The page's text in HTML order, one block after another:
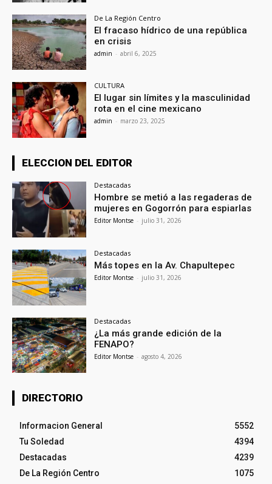
De La Región Centro
El fracaso hídrico de una república
en crisis
admin - abril 6, 2025
CULTURA
El lugar sin límites y la masculinidad
rota en el cine mexicano
admin - marzo 23, 2025
ELECCION DEL EDITOR
Destacadas
Hombre se metió a las regaderas de
mujeres en Gogorrón para espiarlas
Editor Montse - julio 31, 2026
Destacadas
Más topes en la Av. Chapultepec
Editor Montse - julio 31, 2026
Destacadas
¿La más grande edición de la
FENAPO?
Editor Montse - agosto 4, 2026
DIRECTORIO
Informacion General
5552
Tu Soledad
4394
Destacadas
4239
De La Región Centro
1075